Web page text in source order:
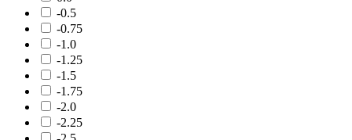
-0.5
-0.75
-1.0
-1.25
-1.5
-1.75
-2.0
-2.25